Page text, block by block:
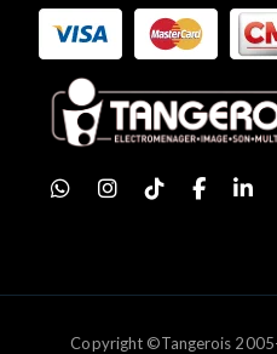
Copyright ©Tangerois